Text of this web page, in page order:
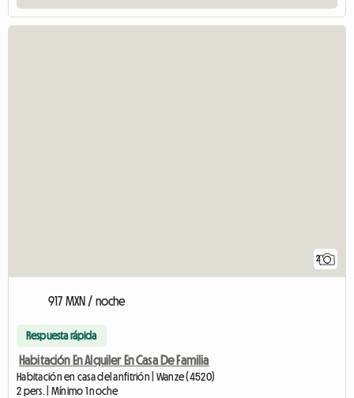
2
917 MXN / noche
Respuesta rápida
Habitación En Alquiler En Casa De Familia
Habitación en casa del anfitrión | Wanze (4520)
2 pers. | Mínimo 1 noche